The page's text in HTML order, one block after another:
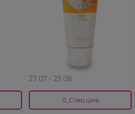
27 07 - 23 08
0_Спец.ціна